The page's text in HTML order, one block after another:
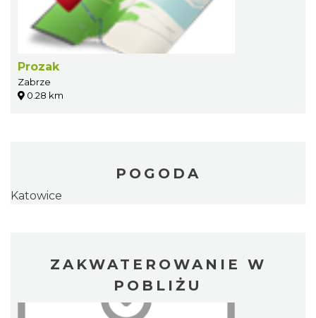
Prozak
Zabrze
0.28 km
POGODA
Katowice
ZAKWATEROWANIE W
POBLIŻU